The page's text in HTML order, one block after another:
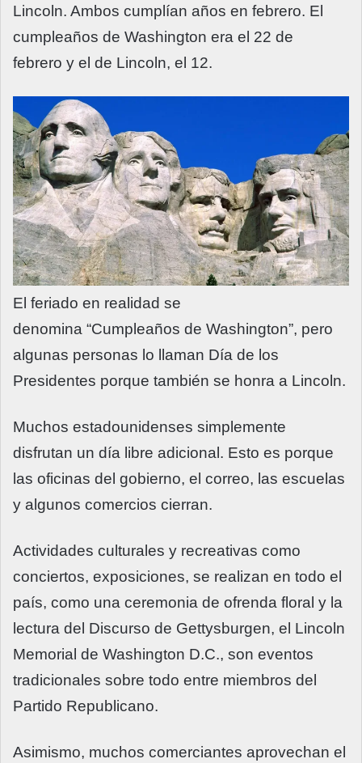
Lincoln. Ambos cumplían años en febrero. El
cumpleaños de Washington era el 22 de
febrero y el de Lincoln, el 12.
El feriado en realidad se
denomina “Cumpleaños de Washington”, pero
algunas personas lo llaman Día de los
Presidentes porque también se honra a Lincoln.
Muchos estadounidenses simplemente
disfrutan un día libre adicional. Esto es porque
las oficinas del gobierno, el correo, las escuelas
y algunos comercios cierran.
Actividades culturales y recreativas como
conciertos, exposiciones, se realizan en todo el
país, como una ceremonia de ofrenda floral y la
lectura del Discurso de Gettysburgen, el Lincoln
Memorial de Washington D.C., son eventos
tradicionales sobre todo entre miembros del
Partido Republicano.
Asimismo, muchos comerciantes aprovechan el